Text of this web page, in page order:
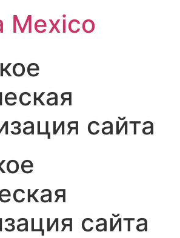
Mexico
сайта
сайта